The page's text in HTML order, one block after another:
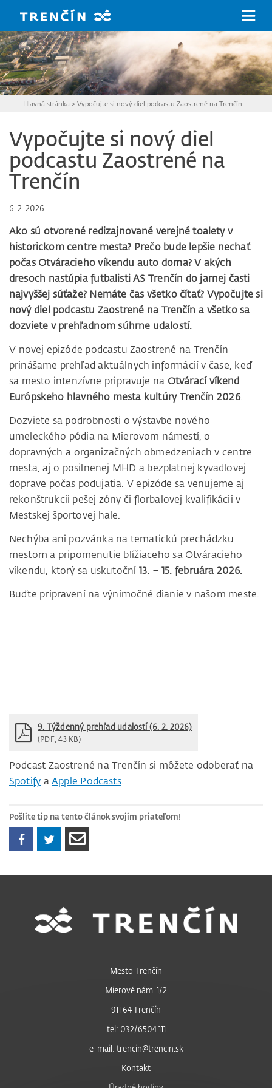
Hlavná stránka > Vypočujte si nový diel podcastu Zaostrené na Trenčín
Vypočujte si nový diel
podcastu Zaostrené na
Trenčín
6. 2. 2026
Ako sú otvorené redizajnované verejné toalety v
historickom centre mesta? Prečo bude lepšie nechať
počas Otváracieho víkendu auto doma? V akých
dresoch nastúpia futbalisti AS Trenčín do jarnej časti
najvyššej súťaže? Nemáte čas všetko čítať? Vypočujte si
nový diel podcastu Zaostrené na Trenčín a všetko sa
dozviete v prehľadnom súhrne udalostí.
V novej epizóde podcastu Zaostrené na Trenčín
prinášame prehľad aktuálnych informácií v čase, keď
sa mesto intenzívne pripravuje na Otvárací víkend
Európskeho hlavného mesta kultúry Trenčín 2026.
Dozviete sa podrobnosti o výstavbe nového
umeleckého pódia na Mierovom námestí, o
dopravných a organizačných obmedzeniach v centre
mesta, aj o posilnenej MHD a bezplatnej kyvadlovej
doprave počas podujatia. V epizóde sa venujeme aj
rekonštrukcii pešej zóny či florbalovej kvalifikácii v
Mestskej športovej hale.
Nechýba ani pozvánka na tematickú prechádzku
mestom a pripomenutie blížiaceho sa Otváracieho
víkendu, ktorý sa uskutoční 13. – 15. februára 2026.
Buďte pripravení na výnimočné dianie v našom meste.
9. Týždenný prehľad udalostí (6. 2. 2026)
(PDF, 43 KB)
Podcast Zaostrené na Trenčín si môžete odoberať na
Spotify aApple Podcasts.
Pošlite tip na tento článok svojim priateľom!
Mesto Trenčín
Mierové nám. 1/2
911 64 Trenčín
tel: 032/6504 111
e-mail: trencin@trencin.sk
Kontakt